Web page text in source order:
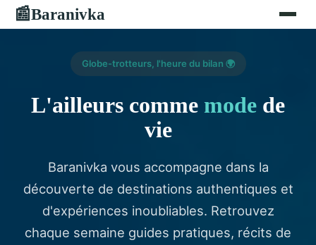
📰Baranivka
Globe-trotteurs, l'heure du bilan 🌍
L'ailleurs comme mode de
vie
Baranivka vous accompagne dans la
découverte de destinations authentiques et
d'expériences inoubliables. Retrouvez
chaque semaine guides pratiques, récits de